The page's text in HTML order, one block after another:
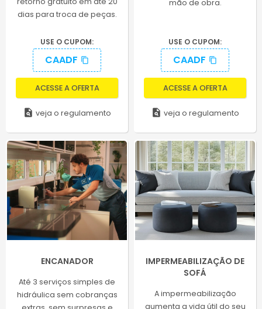
dias para troca de peças.
USE O CUPOM:
CAADF content_copy
ACESSE A OFERTA
plagiarism veja o regulamento
mão de obra.
USE O CUPOM:
CAADF content_copy
ACESSE A OFERTA
plagiarism veja o regulamento
ENCANADOR
Até 3 serviços simples de
hidráulica sem cobranças
IMPERMEABILIZAÇÃO DE
SOFÁ
A impermeabilização
aumenta a vida útil do seu